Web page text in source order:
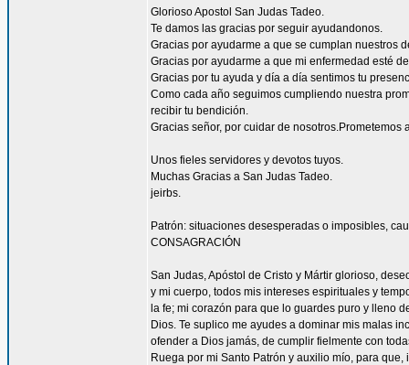
Glorioso Apostol San Judas Tadeo.
Te damos las gracias por seguir ayudandonos.
Gracias por ayudarme a que se cumplan nuestros
Gracias por ayudarme a que mi enfermedad esté
Gracias por tu ayuda y día a día sentimos tu
Como cada año seguimos cumpliendo nuestra
recibir tu bendición.
Gracias señor, por cuidar de
Unos fieles servidores y devotos tuyos.
Muchas Gracias a San Judas Tadeo.
jeirbs.
Patrón: situaciones desesperadas o imposibles,
CONSAGRACIÓN
San Judas, Apóstol de Cristo y Mártir glorioso,
y mi cuerpo, todos mis intereses espirituales y
la fe; mi corazón para que lo guardes puro y lleno
Dios. Te suplico me ayudes a dominar mis malas
ofender a Dios jamás, de cumplir fielmente con
Ruega por mi Santo Patrón y auxilio mío, para